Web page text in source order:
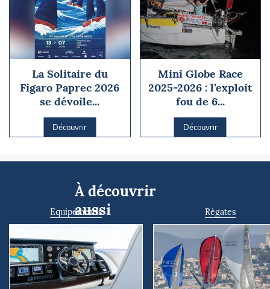
La Solitaire du
Figaro Paprec 2026
se dévoile...
Découvrir
Mini Globe Race
2025-2026 : l’exploit
fou de 6...
Découvrir
À découvrir
aussi
Equipements Régates